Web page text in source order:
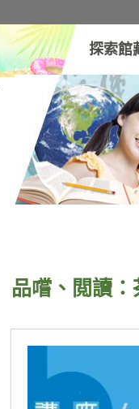
探索館
品嚐、閲讀